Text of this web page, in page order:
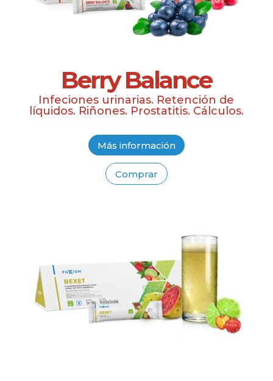
Berry Balance
Infeciones urinarias. Retención de
líquidos. Riñones. Prostatitis. Cálculos.
Más información
Comprar